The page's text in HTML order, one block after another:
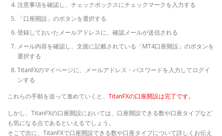
注意事項を確認し、チェックボックスにチェックマークを入力する
「口座開設」のボタンを選択する
登録しておいたメールアドレスに、確認メールが送信される
メール内容を確認し、文面に記載されている「MT4口座開設」のボタンを
選択する
TitanFXのマイページに、メールアドレス・パスワードを入力してログイ
ンする
これらの手順を追って進めていくと、 TitanFXの口座開設は完了です。
しかし、TitanFXの口座開設においては、口座開設できる数や口座タイプなど
も気になる点であるといえるでしょう。
そこで次に、TitanFXで口座開設できる数や口座タイプについて詳しくお伝え